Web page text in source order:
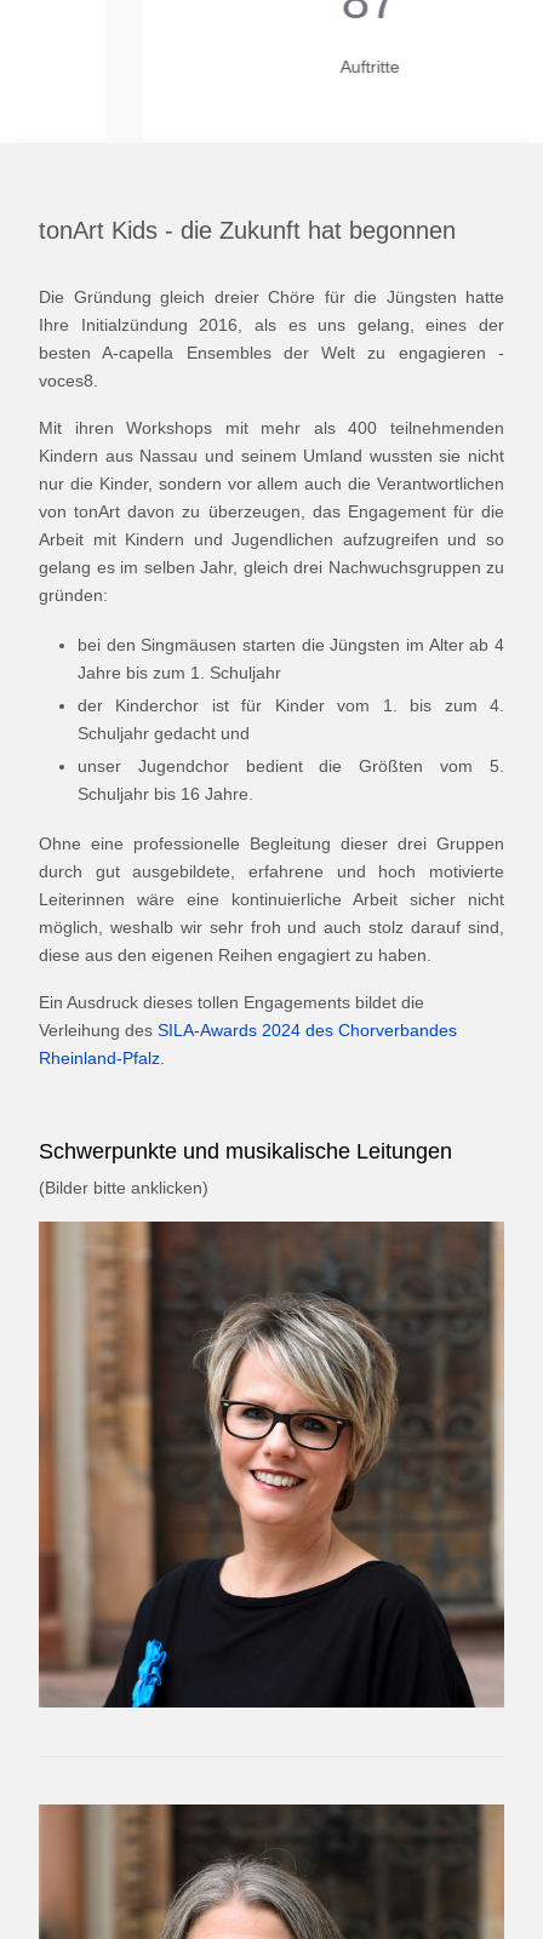
tonArt Kids - die Zukunft hat begonnen
Die Gründung gleich dreier Chöre für die Jüngsten hatte
Ihre Initialzündung 2016, als es uns gelang, eines der
besten A-capella Ensembles der Welt zu engagieren -
voces8.
Mit ihren Workshops mit mehr als 400 teilnehmenden
Kindern aus Nassau und seinem Umland wussten sie nicht
nur die Kinder, sondern vor allem auch die Verantwortlichen
von tonArt davon zu überzeugen, das Engagement für die
Arbeit mit Kindern und Jugendlichen aufzugreifen und so
gelang es im selben Jahr, gleich drei Nachwuchsgruppen zu
gründen:
bei den Singmäusen starten die Jüngsten im Alter ab 4
Jahre bis zum 1. Schuljahr
der Kinderchor ist für Kinder vom 1. bis zum 4.
Schuljahr gedacht und
unser Jugendchor bedient die Größten vom 5.
Schuljahr bis 16 Jahre.
Ohne eine professionelle Begleitung dieser drei Gruppen
durch gut ausgebildete, erfahrene und hoch motivierte
Leiterinnen wäre eine kontinuierliche Arbeit sicher nicht
möglich, weshalb wir sehr froh und auch stolz darauf sind,
diese aus den eigenen Reihen engagiert zu haben.
Ein Ausdruck dieses tollen Engagements bildet die
Verleihung des SILA-Awards 2024 des Chorverbandes
Rheinland-Pfalz
Schwerpunkte und musikalische Leitungen
(Bilder bitte anklicken)